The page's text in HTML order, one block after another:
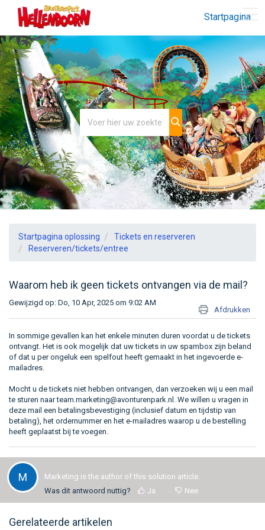
Startpagina
Startpagina oplossing
Tickets en reserveren
Reserveren/tickets/entree
Waarom heb ik geen tickets ontvangen via de mail?
Afdrukken
Gewijzigd op: Do, 10 Apr, 2025 om 9:02 AM
In sommige gevallen kan het enkele minuten duren voordat u de tickets
ontvangt. Het is ook mogelijk dat uw tickets in uw spambox zijn beland
of dat u per ongeluk een spelfout heeft gemaakt in het ingevoerde e-
mailadres.
Mocht u de tickets niet hebben ontvangen, dan verzoeken wij u een mail
te sturen naarteam.marketing@avonturenpark.nl . We willen u vragen in
deze mail een betalingsbevestiging (inclusief datum en tijdstip van
betaling), het ordernummer en het e-mailadres waarop u de bestelling
heeft geplaatst bij te voegen.
M
Marketing is the author of this solution article.
Was dit antwoord nuttig?
Ja Nee
Gerelateerde artikelen